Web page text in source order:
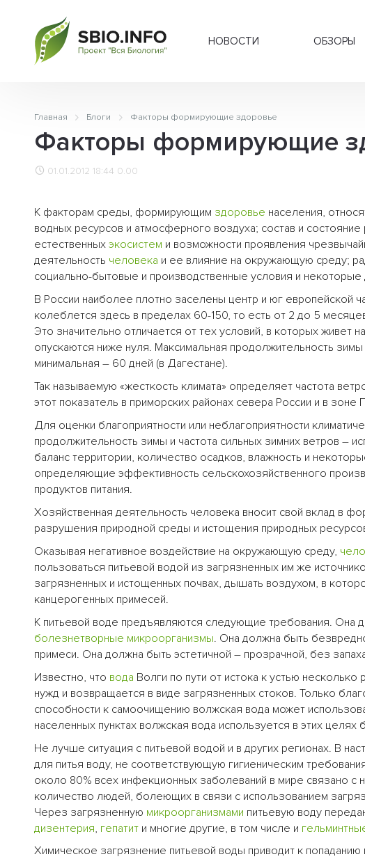
НОВОСТИ ОБЗОРЫ
Главная Блоги Факторы формирующие здоровье
Факторы формирующие
01.01.2012 18:44 0.00
К факторам среды, формирующим здоровье населения,
водных ресурсов и атмосферного воздуха; состав и состояние
естественных экосистем и возможности проявления
деятельность человека и ее влияние на окружающую среду;
социально-бытовые и производственные условия и некоторые
В России наиболее плотно заселены центр и юг европейской
колеблется здесь в пределах 60-150, то есть от 2 до 5
Это значительно отличается от тех условий, в которых
опускаются ниже нуля. Максимальная продолжительность
минимальная – 60 дней (в Дагестане).
Так называемую «жесткость климата» определяет частота
этот показатель в приморских районах севера России и в зоне
Для оценки благоприятности или неблагоприятности
продолжительность зимы и частота сильных зимних ветров –
баланс территории, количество осадков, влажность и
определяющие эффективность сельскохозяйственного
продуктов питания.
Хозяйственная деятельность человека вносит свой вклад в
разрушения природной среды и истощения природных
Оказывая негативное воздействие на окружающую среду,
пользоваться питьевой водой из загрязненных им же
загрязненных и истощенных почвах, дышать воздухом, в
канцерогенных примесей.
К питьевой воде предъявляются следующие требования. Она
болезнетворные микроорганизмы. Она должна быть
примеси. Она должна быть эстетичной – прозрачной, без
Известно, что вода Волги по пути от истока к устью
нужд и возвращается в виде загрязненных стоков. Только
способности к самоочищению волжская вода может
населенных пунктах волжская вода используется в этих
Не лучше ситуация с питьевой водой и в других регионах. В
для питья воду, не соответствующую гигиеническим
около 80% всех инфекционных заболеваний в мире связано
количество людей, болеющих в связи с использованием
Через загрязненную микроорганизмами питьевую воду
дизентерия, гепатит и многие другие, в том числе и
Химическое загрязнение питьевой воды приводит к